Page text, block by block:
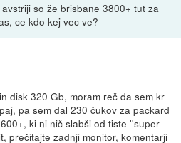
so že brisbane 3800+ tut za
ce kdo kej vec ve?
disk 320 Gb, moram reč da sem kr
pa sem dal 230 čukov za packard
ki ni nič slabši od tiste ''super
prečitajte zadnji monitor, komentarji